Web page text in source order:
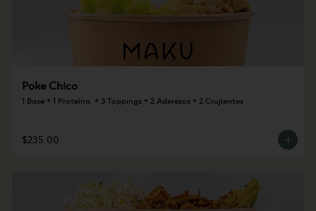
Poke Chico
1 Base + 1 Proteína  + 3 Toppings + 2 Aderezos + 2 Crujientes
$235.00